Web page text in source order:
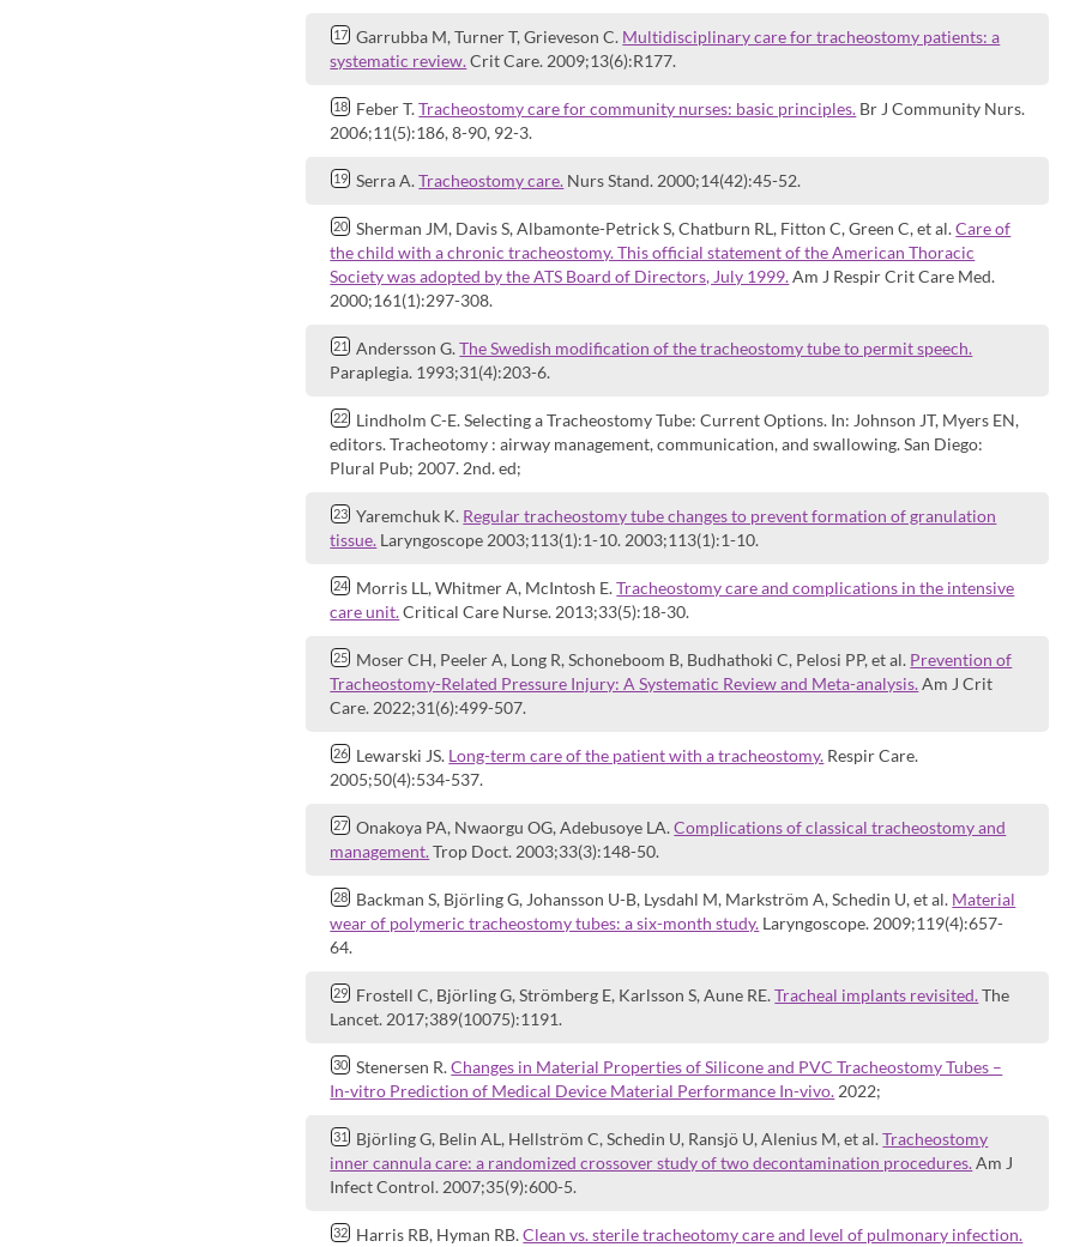
Garrubba M, Turner T, Grieveson C. Multidisciplinary care for tracheostomy patients: a
systematic review.Crit Care. 2009;13(6):R177.
Feber T.Tracheostomy care for community nurses: basic principles. Br J Community Nurs.
2006;11(5):186, 8-90, 92-3.
Serra A.Tracheostomy care. Nurs Stand. 2000;14(42):45-52.
Sherman JM, Davis S, Albamonte-Petrick S, Chatburn RL, Fitton C, Green C, et al.Care of
the child with a chronic tracheostomy. This official statement of the American Thoracic
Society was adopted by the ATS Board of Directors, July 1999.Am J Respir Crit Care Med.
2000;161(1):297-308.
Andersson G.The Swedish modification of the tracheostomy tube to permit speech.
Paraplegia. 1993;31(4):203-6.
Lindholm C-E. Selecting a Tracheostomy Tube: Current Options. In: Johnson JT, Myers EN,
editors. Tracheotomy : airway management, communication, and swallowing. San Diego:
Plural Pub; 2007. 2nd. ed;
Yaremchuk K. Regular tracheostomy tube changes to prevent formation of granulation
tissue. Laryngoscope 2003;113(1):1-10. 2003;113(1):1-10.
Morris LL, Whitmer A, McIntosh E.Tracheostomy care and complications in the intensive
care unit.Critical Care Nurse. 2013;33(5):18-30.
Moser CH, Peeler A, Long R, Schoneboom B, Budhathoki C, Pelosi PP, et al. Prevention of
Tracheostomy-Related Pressure Injury: A Systematic Review and Meta-analysis.Am J Crit
Care. 2022;31(6):499-507.
Lewarski JS. Long-term care of the patient with a tracheostomy. Respir Care.
2005;50(4):534-537.
Onakoya PA, Nwaorgu OG, Adebusoye LA.Complications of classical tracheostomy and
management.Trop Doct. 2003;33(3):148-50.
Backman S, Björling G, Johansson U-B, Lysdahl M, Markström A, Schedin U, et al. Material
wear of polymeric tracheostomy tubes: a six-month study. Laryngoscope. 2009;119(4):657-
64.
Frostell C, Björling G, Strömberg E, Karlsson S, Aune RE.Tracheal implants revisited.The
Lancet. 2017;389(10075):1191.
Stenersen R.Changes in Material Properties of Silicone and PVC Tracheostomy Tubes –
In-vitro Prediction of Medical Device Material Performance In-vivo. 2022;
Björling G, Belin AL, Hellström C, Schedin U, Ransjö U, Alenius M, et al.Tracheostomy
inner cannula care: a randomized crossover study of two decontamination procedures.Am J
Infect Control. 2007;35(9):600-5.
Harris RB, Hyman RB.Clean vs. sterile tracheotomy care and level of pulmonary infection.